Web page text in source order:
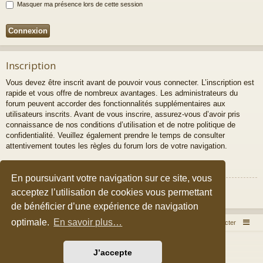
En poursuivant votre navigation sur ce site, vous
acceptez l’utilisation de cookies vous permettant
de bénéficier d’une expérience de navigation
optimale. En savoir plus…
J’accepte
Masquer ma présence lors de cette session
Inscription
Vous devez être inscrit avant de pouvoir vous connecter. L’inscription est
rapide et vous offre de nombreux avantages. Les administrateurs du
forum peuvent accorder des fonctionnalités supplémentaires aux
utilisateurs inscrits. Avant de vous inscrire, assurez-vous d’avoir pris
connaissance de nos conditions d’utilisation et de notre politique de
confidentialité. Veuillez également prendre le temps de consulter
attentivement toutes les règles du forum lors de votre navigation.
Inscription
Accueil du forum Nous contacter
Développé parphpBB® Forum Software © phpBB Limited
Style parArty